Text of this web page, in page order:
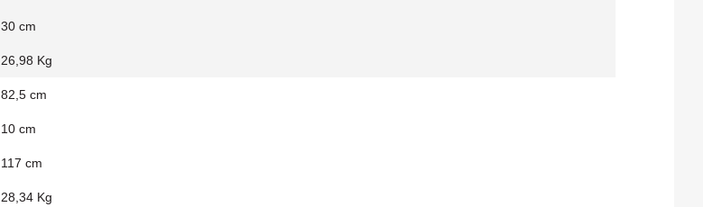
30 cm
26,98 Kg
82,5 cm
10 cm
117 cm
28,34 Kg